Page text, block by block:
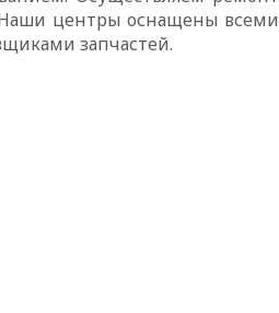
Наши центры оснащены всеми
запчастей.